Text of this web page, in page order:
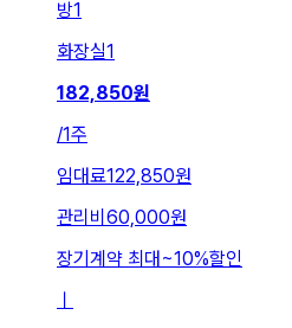
방1
화장실1
182,850원
/1주
임대료122,850원
관리비 60,000원
장기계약 최대~10%할인
ㅣ